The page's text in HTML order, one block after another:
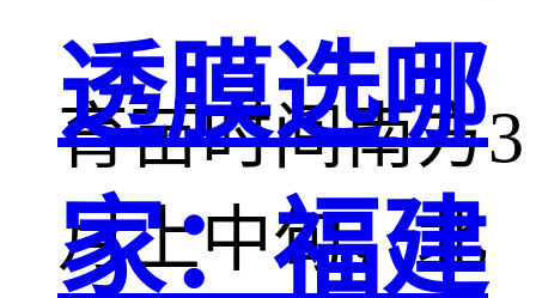
育苗时间南方3
月上中旬，北
透膜选哪
家：福建